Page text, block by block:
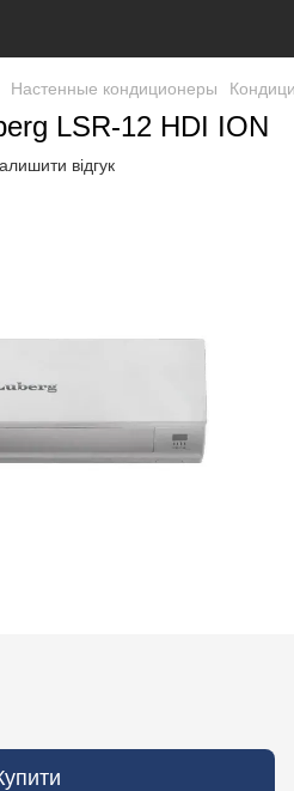
Настенные кондиционеры
LSR-12 HDI ION
відгук